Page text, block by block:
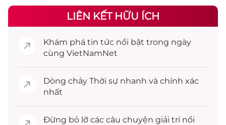
LIÊN KẾT HỮU ÍCH
Khám phá tin tức nổi bật trong ngày
cùng VietNamNet
Dòng chảy Thời sự nhanh và chính xác
nhất
Đừng bỏ lỡ các câu chuyện giải trínổi